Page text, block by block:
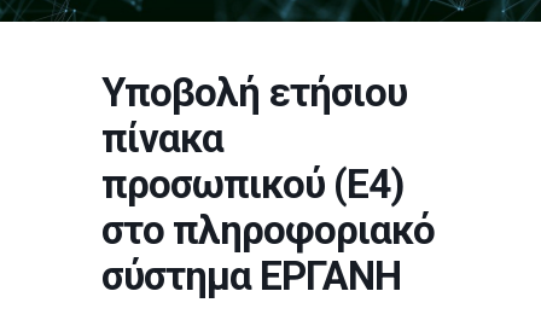
Υποβολή ετήσιου
πίνακα
προσωπικού (Ε4)
στο πληροφοριακό
σύστημα ΕΡΓΑΝΗ